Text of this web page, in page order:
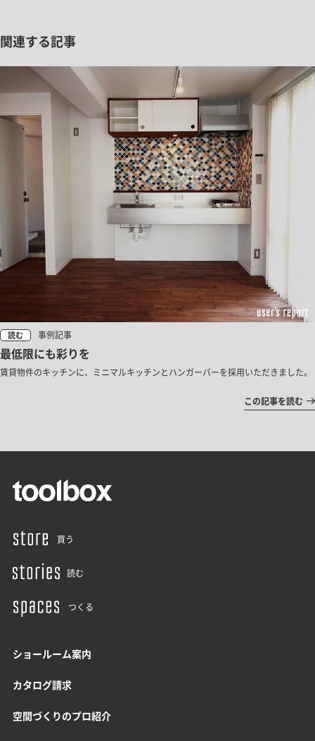
関連する記事
読む 事例記事
最低限にも彩りを
賃貸物件のキッチンに、ミニマルキッチンとハンガーバーを採用いただきました。
この記事を読む
買う
読む
つくる
ショールーム案内
カタログ請求
空間づくりのプロ紹介